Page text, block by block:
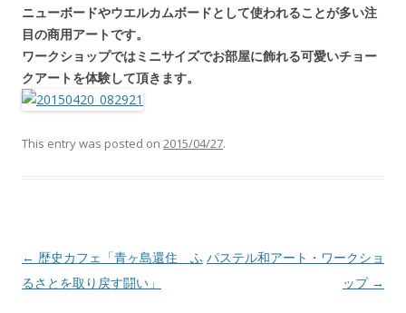
ニューボードやウエルカムボードとして使われることが多い注
目の商用アートです。
ワークショップではミニサイズでお部屋に飾れる可愛いチョー
クアートを体験して頂きます。
This entry was posted on 2015/04/27.
Post navigation
← 歴史カフェ「青ヶ島還住 ふ
るさとを取り戻す闘い」
パステル和アート・ワークショ
ップ →